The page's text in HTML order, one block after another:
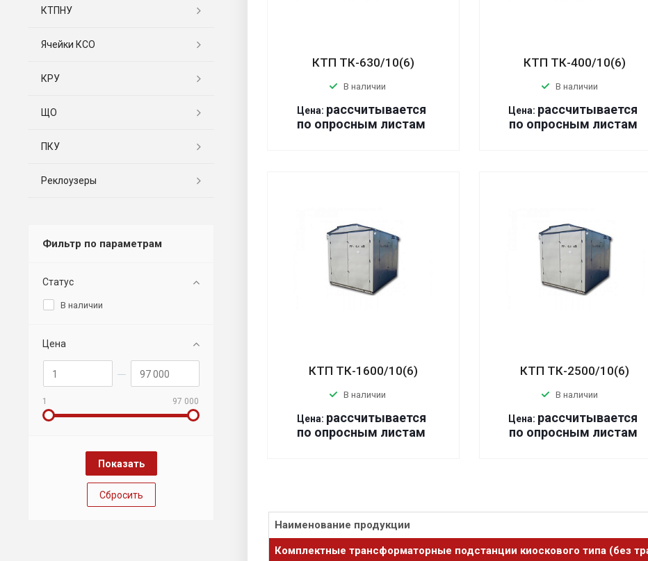
КТП ТК-630/10(6)
В наличии
Цена: рассчитывается
по опросным листам
КТП ТК-400/10(6)
В наличии
Цена: рассчитывается
по опросным листам
КТП ТК-1600/10(6)
В наличии
Цена: рассчитывается
по опросным листам
КТП ТК-2500/10(6)
В наличии
Цена: рассчитывается
по опросным листам
Наименование продукции
Комплектные трансформаторные подстанции киоскового типа (без
КТПНУ
Ячейки КСО
КРУ
ЩО
ПКУ
Реклоузеры
Фильтр по параметрам
Статус
В наличии
Цена
1 97 000
Сбросить